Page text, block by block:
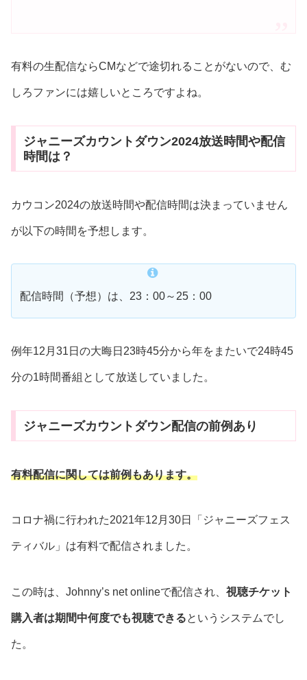
有料の生配信ならCMなどで途切れることがないので、む
しろファンには嬉しいところですよね。
ジャニーズカウントダウン2024放送時間や配信
時間は？
カウコン2024の放送時間や配信時間は決まっていません
が以下の時間を予想します。
配信時間（予想）は、23：00～25：00
例年12月31日の大晦日23時45分から年をまたいで24時45
分の1時間番組として放送していました。
ジャニーズカウントダウン配信の前例あり
有料配信に関しては前例もあります。
コロナ禍に行われた2021年12月30日「ジャニーズフェス
ティバル」は有料で配信されました。
この時は、Johnny’s net onlineで配信され、 視聴チケット
購入者は期間中何度でも視聴できるというシステムでし
た。